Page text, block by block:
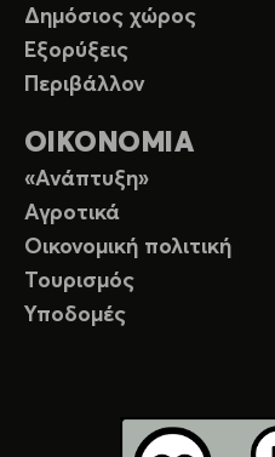
Δημόσιος χώρος
Εξορύξεις
Περιβάλλον
ΟΙΚΟΝΟΜΙΑ
«Ανάπτυξη»
Αγροτικά
Οικονομική πολιτική
Τουρισμός
Υποδομές